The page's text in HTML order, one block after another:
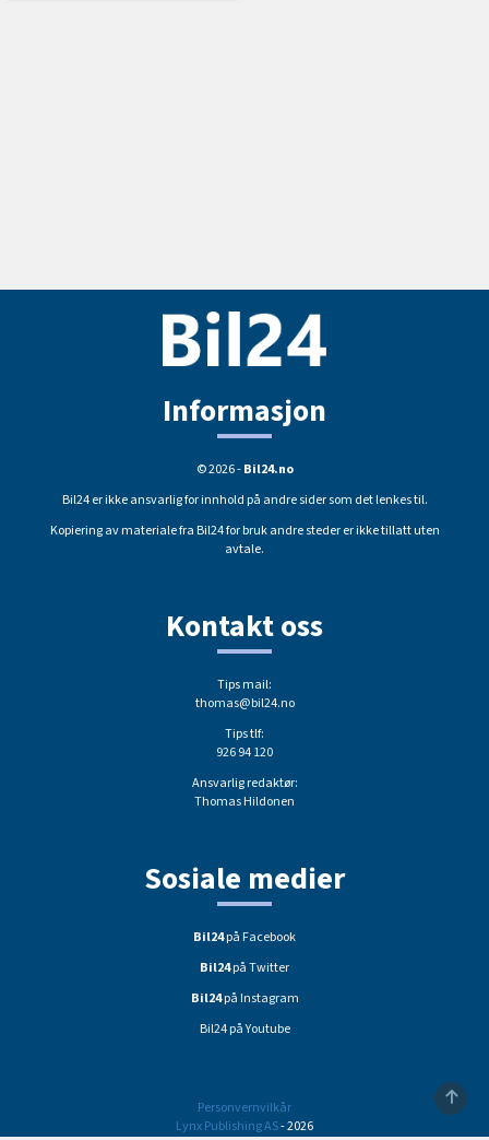
Informasjon
© 2026 -Bil24.no
Bil24 er ikke ansvarlig for innhold på andre sider som det lenkes til.
Kopiering av materiale fra Bil24 for bruk andre steder er ikke tillatt uten
avtale.
Kontakt oss
Tips mail:
thomas@bil24.no
Tips tlf:
926 94 120
Ansvarlig redaktør:
Thomas Hildonen
Sosiale medier
Bil24på Facebook
Bil24på Twitter
Bil24på Instagram
Bil24 på Youtube
Personvernvilkår
Lynx Publishing AS- 2026